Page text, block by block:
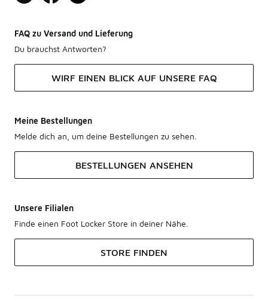
FAQ zu Versand und Lieferung
Du brauchst Antworten?
WIRF EINEN BLICK AUF UNSERE FAQ
Meine Bestellungen
Melde dich an, um deine Bestellungen zu sehen.
BESTELLUNGEN ANSEHEN
Unsere Filialen
Finde einen Foot Locker Store in deiner Nähe.
STORE FINDEN